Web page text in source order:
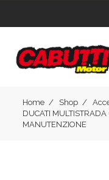
Home Shop
DUCATI
MANUTENZIONE